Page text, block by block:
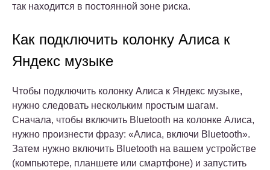
так находится в постоянной зоне риска.
Как подключить колонку Алиса к
Яндекс музыке
Чтобы подключить колонку Алиса к Яндекс музыке,
нужно следовать нескольким простым шагам.
Сначала, чтобы включить Bluetooth на колонке Алиса,
нужно произнести фразу: «Алиса, включи Bluetooth».
Затем нужно включить Bluetooth на вашем устройстве
(компьютере, планшете или смартфоне) и запустить